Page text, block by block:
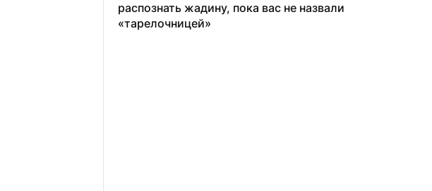
распознать жадину, пока вас не назвали
«тарелочницей»